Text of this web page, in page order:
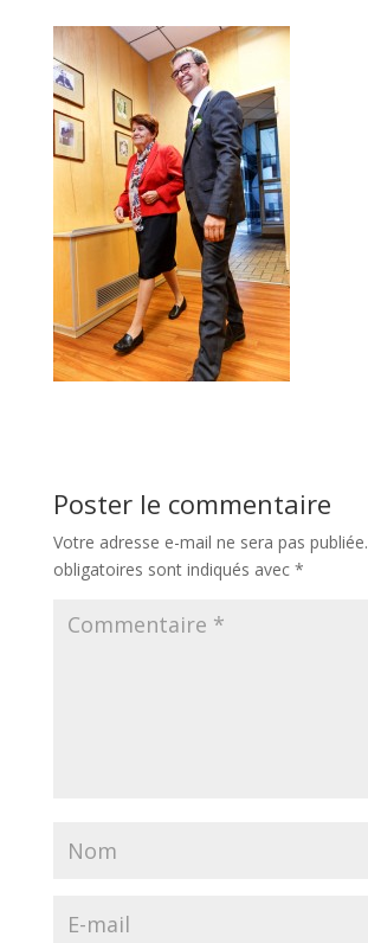
Poster le commentaire
Votre adresse e-mail ne sera pas publiée.
obligatoires sont indiqués avec *